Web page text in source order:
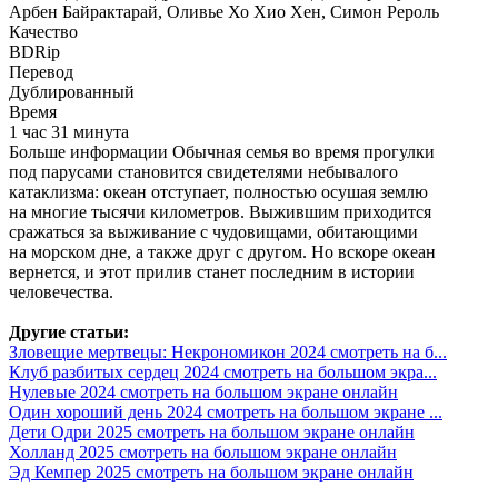
Арбен Байрактарай, Оливье Хо Хио Хен, Симон Рероль
Качество
BDRip
Перевод
Дублированный
Время
1 час 31 минута
Больше информации Обычная семья во время прогулки
под парусами становится свидетелями небывалого
катаклизма: океан отступает, полностью осушая землю
на многие тысячи километров. Выжившим приходится
сражаться за выживание с чудовищами, обитающими
на морском дне, а также друг с другом. Но вскоре океан
вернется, и этот прилив станет последним в истории
человечества.
Другие статьи:
Зловещие мертвецы: Некрономикон 2024 смотреть на б...
Клуб разбитых сердец 2024 смотреть на большом экра...
Нулевые 2024 смотреть на большом экране онлайн
Один хороший день 2024 смотреть на большом экране ...
Дети Одри 2025 смотреть на большом экране онлайн
Холланд 2025 смотреть на большом экране онлайн
Эд Кемпер 2025 смотреть на большом экране онлайн